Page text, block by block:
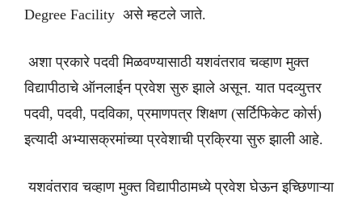
Degree Facility असे म्हटले जाते.
अशा प्रकारे पदवी मिळवण्यासाठी यशवंतराव चव्हाण मुक्त
विद्यापीठाचे ऑनलाईन प्रवेश सुरु झाले असून. यात पदव्युत्तर
पदवी, पदवी, पदविका, प्रमाणपत्र शिक्षण (सर्टिफिकेट कोर्स)
इत्यादी अभ्यासक्रमांच्या प्रवेशाची प्रक्रिया सुरु झाली आहे.
यशवंतराव चव्हाण मुक्त विद्यापीठामध्ये प्रवेश घेऊन इच्छिणाऱ्या